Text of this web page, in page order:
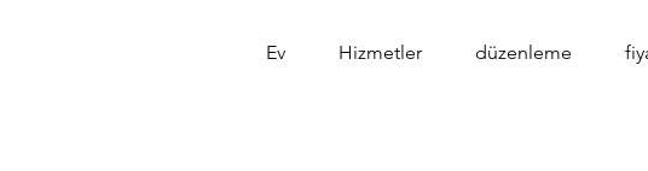
Ev Hizmetler düzenleme